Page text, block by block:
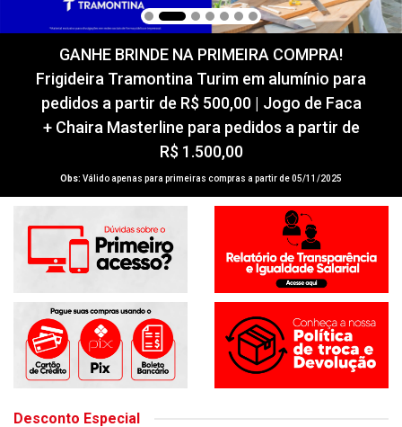
GANHE BRINDE NA PRIMEIRA COMPRA!
Frigideira Tramontina Turim em alumínio para
pedidos a partir de R$ 500,00 | Jogo de Faca
+ Chaira Masterline para pedidos a partir de
R$ 1.500,00
Obs: Válido apenas para primeiras compras a partir de 05/11/2025